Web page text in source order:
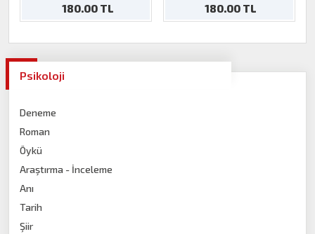
Psikoloji
Deneme
Roman
Öykü
Araştırma - İnceleme
Anı
Tarih
Şiir
180.00 TL 180.00 TL